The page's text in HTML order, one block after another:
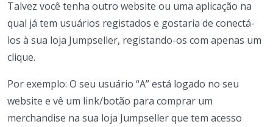
Talvez você tenha outro website ou uma aplicação na
qual já tem usuários registados e gostaria de conectá-
los à sua loja Jumpseller, registando-os com apenas um
clique.
Por exemplo: O seu usuário “A” está logado no seu
website e vê um link/botão para comprar um
merchandise na sua loja Jumpseller que tem acesso